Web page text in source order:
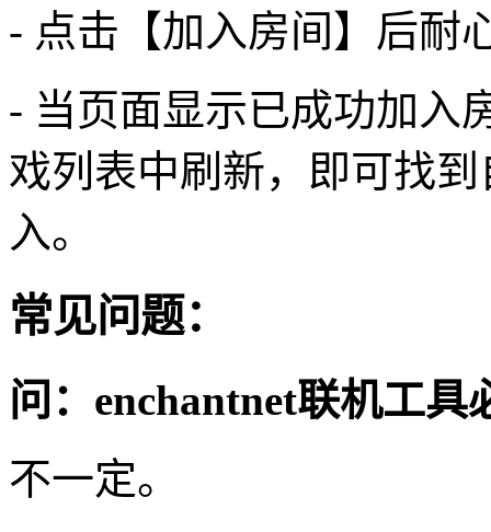
- 点击【加入房间】后耐
- 当页面显示已成功加入
戏列表中刷新，即可找
入。
常见问题：
问：enchantnet联机工
不一定。